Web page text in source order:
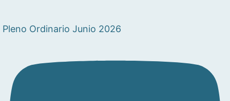
Pleno Ordinario Junio 2026